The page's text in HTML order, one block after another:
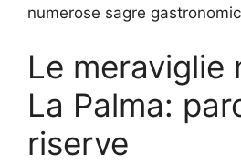
numerose sagre
Le meraviglie
La Palma:
riserve